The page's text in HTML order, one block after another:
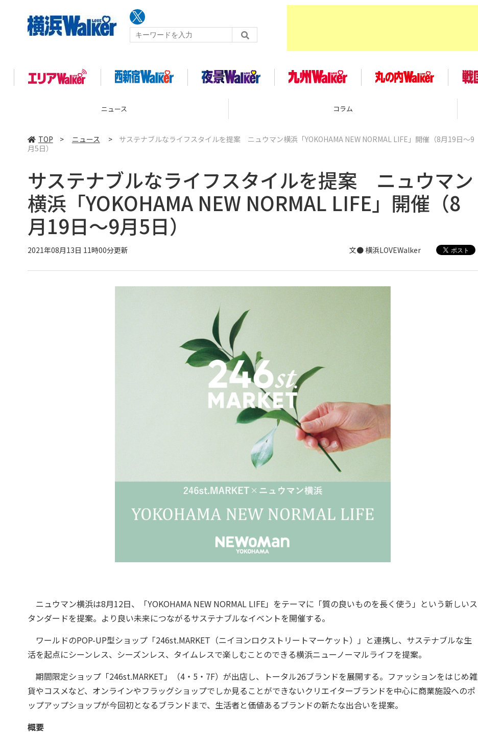
コラム 企画
TOP > ニュース >
サステナブルなライフスタイルを提案 ニュウマン横浜「YOKOHAMA NEW NORMAL LIFE」開催（8月19日～9
月5日）
サステナブルなライフスタイルを提案 ニュウマン
横浜「YOKOHAMA NEW NORMAL LIFE」開催（8
月19日～9月5日）
2021年08月13日 11時00分更新 文● 横浜LOVEWalker
ニュウマン横浜は8月12日、「YOKOHAMA NEW NORMAL LIFE」をテーマに「質の良いものを長く使う」という新しいス
タンダードを提案。より良い未来につながるサステナブルなイベントを開催する。
ワールドのPOP-UP型ショップ「246st.MARKET（ニイヨンロクストリートマーケット）」と連携し、サステナブルな生
活を起点にシーンレス、シーズンレス、タイムレスで楽しむことのできる横浜ニューノーマルライフを提案。
期間限定ショップ「246st.MARKET」（4・5・7F）が出店し、トータル26ブランドを展開する。ファッションをはじめ雑
貨やコスメなど、オンラインやフラッグショップでしか見ることができないクリエイターブランドを中心に商業施設へのポ
ップアップショップが今回初となるブランドまで、生活者と価値あるブランドの新たな出合いを提案。
概要